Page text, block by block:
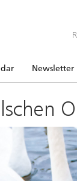
Newsletter